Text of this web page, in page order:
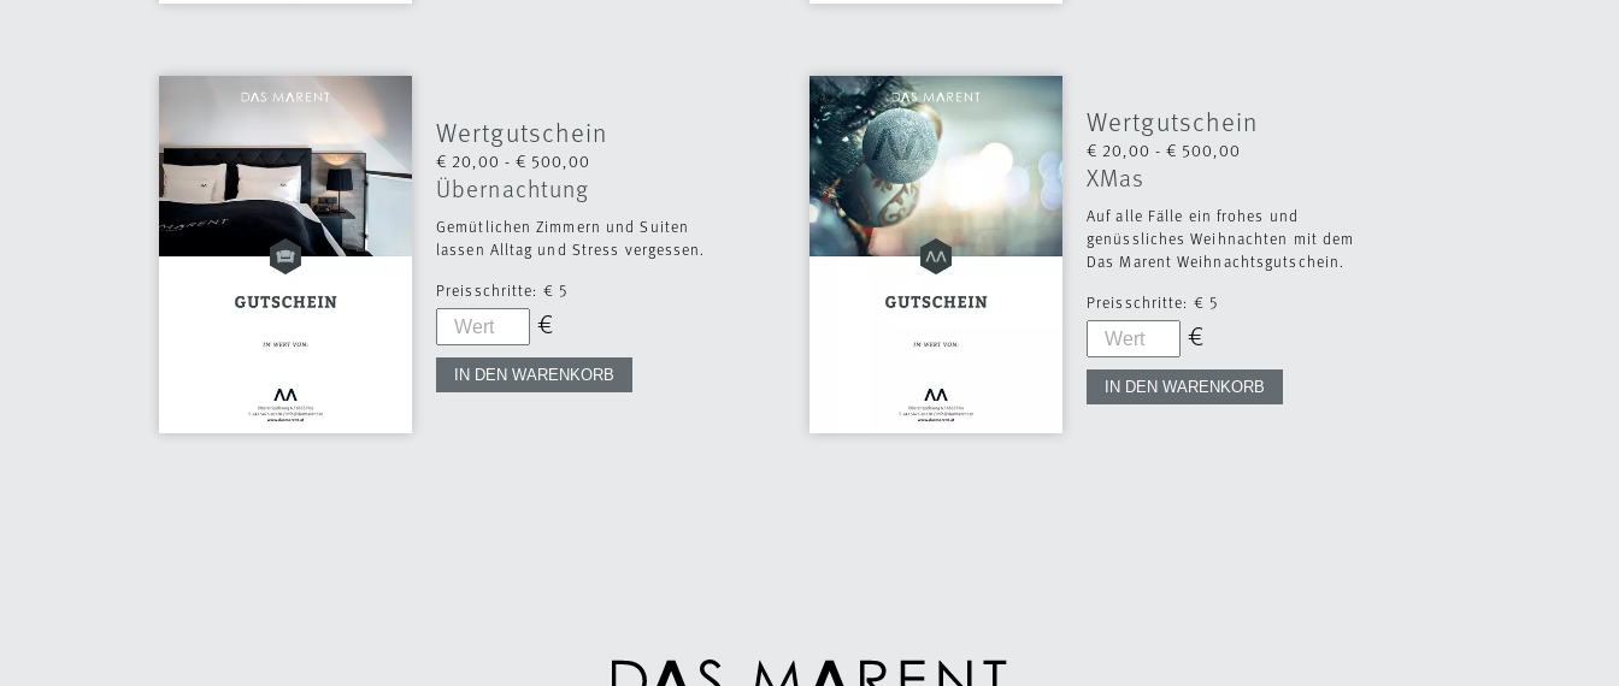
Wertgutschein
€ 20,00 - € 500,00
Übernachtung
Gemütlichen Zimmern und Suiten
lassen Alltag und Stress vergessen.
Preisschritte: € 5
Wertgutschein
€ 20,00 - € 500,00
XMas
Auf alle Fälle ein frohes und
genüssliches Weihnachten mit dem
Das Marent Weihnachtsgutschein.
Preisschritte: € 5